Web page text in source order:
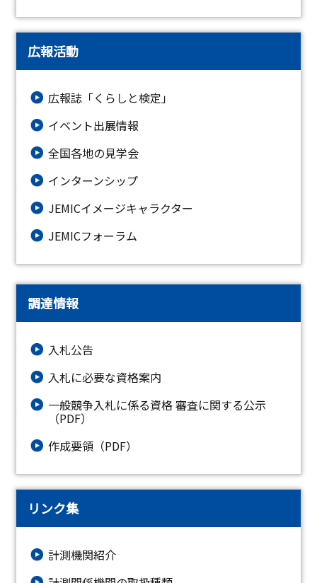
広報活動
広報誌「くらしと検定」
イベント出展情報
全国各地の見学会
インターンシップ
JEMICイメージキャラクター
JEMICフォーラム
調達情報
入札公告
入札に必要な資格案内
一般競争入札に係る資格 審査に関する公示
（PDF）
作成要領（PDF）
リンク集
計測機関紹介